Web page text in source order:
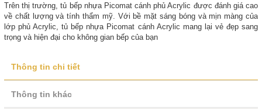
Trên thị trường, tủ bếp nhựa Picomat cánh phủ Acrylic được đánh giá cao
về chất lượng và tính thẩm mỹ. Với bề mặt sáng bóng và mịn màng của
lớp phủ Acrylic, tủ bếp nhựa Picomat cánh Acrylic mang lại vẻ đẹp sang
trọng và hiện đại cho không gian bếp của bạn
Thông tin chi tiết
Thông tin khác